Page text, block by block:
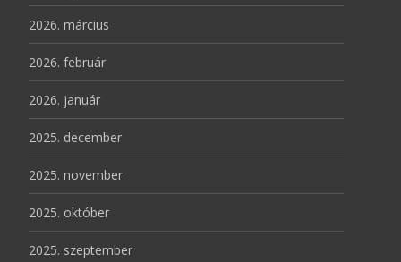
2026. március
2026. február
2026. január
2025. december
2025. november
2025. október
2025. szeptember